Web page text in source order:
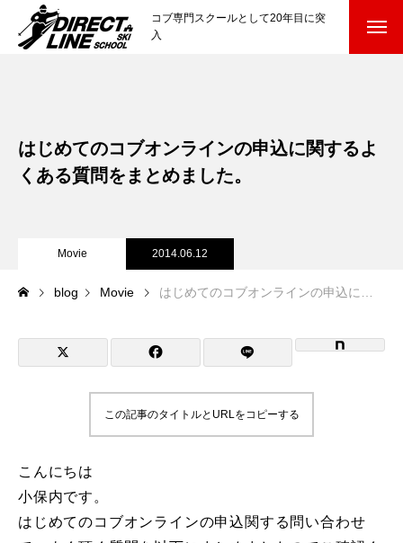
コブ専門スクールとして20年目に突
入
参加までの流れ
参加費のお支払い
各会場の集合場所
スキー場から選ぶ Ski Area
鷲ヶ岳＆高鷲スノーパーク
宮城山形
岩手高原
はじめてのコブオンラインの申込に関するよ
くある質問をまとめました。
Movie 2014.06.12
blog Movie はじめてのコブオンラインの申込に関するよくある質問をまとめました。
この記事のタイトルとURLをコピーする
こんにちは
小保内です。
はじめてのコブオンラインの申込関する問い合わせ